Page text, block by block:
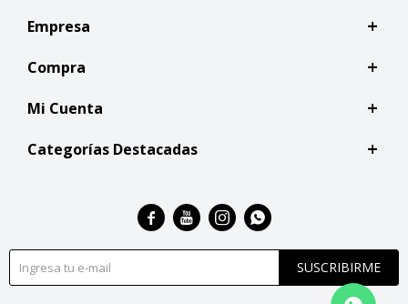
Empresa
Compra
Mi Cuenta
Categorías Destacadas
SUSCRIBIRME
   